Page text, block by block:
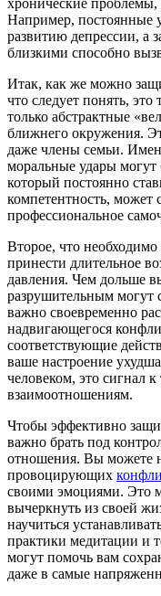
хронические проблемы,
Например, постоянные
развитию депрессии, а
близкими способно
Итак, как же можно
что следует понять,
только абстрактные
ближнего окружения.
даже члены семьи.
моральные удары могут
который постоянно
компетентность, может
профессиональное
Второе, что
принести длительное
давления. Чем дольше
разрушительным могут
важно своевременно
надвигающегося
соответствующие
ваше настроение
человеком, это сигнал
взаимоотношениям.
Чтобы эффективно
важно брать под
отношения. Вы можете
провоцирующих
своими эмоциями. Это
вычеркнуть из своей
научиться
практики медитации и
могут помочь вам
даже в самые